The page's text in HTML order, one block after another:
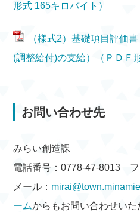
形式 165キロバイト）
（様式2）基礎項目評価
(調整給付)の支給）（ＰＤＦ
お問い合わせ先
みらい創造課
電話番号：0778-47-8013
メール：
ームからもお問い合わせいた